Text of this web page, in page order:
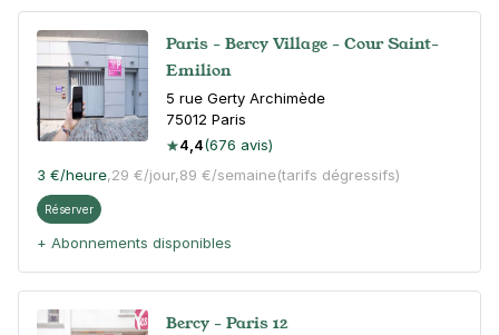
Paris - Bercy Village - Cour Saint-
Emilion
5 rue Gerty Archimède
75012 Paris
4,4(676 avis)
3 €/heure,29 €/jour,89 €/semaine(tarifs dégressifs)
Réserver
+ Abonnements disponibles
Bercy - Paris 12